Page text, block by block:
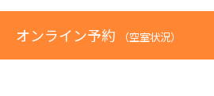
オンライン予約 （空室状況）